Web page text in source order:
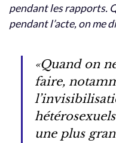
pendant les rapports.
pendant l’acte, on me
«Quand on
faire,
une plus